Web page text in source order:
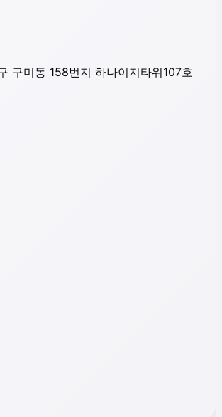
구미동 158번지 하나이지타워107호